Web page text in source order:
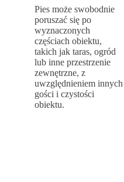
Pies może swobodnie
poruszać się po
wyznaczonych
częściach obiektu,
takich jak taras, ogród
lub inne przestrzenie
zewnętrzne, z
uwzględnieniem innych
gości i czystości
obiektu.